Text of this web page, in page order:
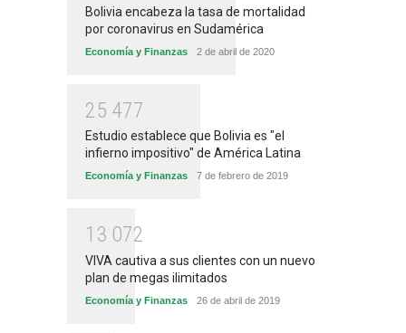
Bolivia encabeza la tasa de mortalidad
por coronavirus en Sudamérica
Economía y Finanzas 2 de abril de 2020
25 477
Estudio establece que Bolivia es "el
infierno impositivo" de América Latina
Economía y Finanzas 7 de febrero de 2019
1 3 072
VIVA cautiva a sus clientes con un nuevo
plan de megas ilimitados
Economía y Finanzas 26 de abril de 2019